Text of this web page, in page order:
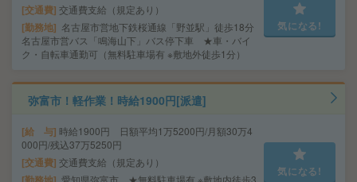
交通費 交通費支給（規定あり）
勤務地 名古屋市営地下鉄桜通線「野並駅」徒歩18分
名古屋市営バス「鳴海山下」バス停下車 ★車・バイ
ク・自転車通勤可（無料駐車場有 ※敷地外徒歩1分）
気になる!
弥富市！軽作業！時給1900円[派遣]
給 与 時給1900円 日額平均1万5200円/月額30万4
000円/残込37万5250円
交通費 交通費支給（規定あり）
気になる!